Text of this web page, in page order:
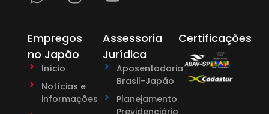
Empregos
no Japão
Início
Notícias e
informações
Assessoria
Jurídica
Aposentadoria
Brasil-Japão
Planejamento
Previdenciário
Certificações